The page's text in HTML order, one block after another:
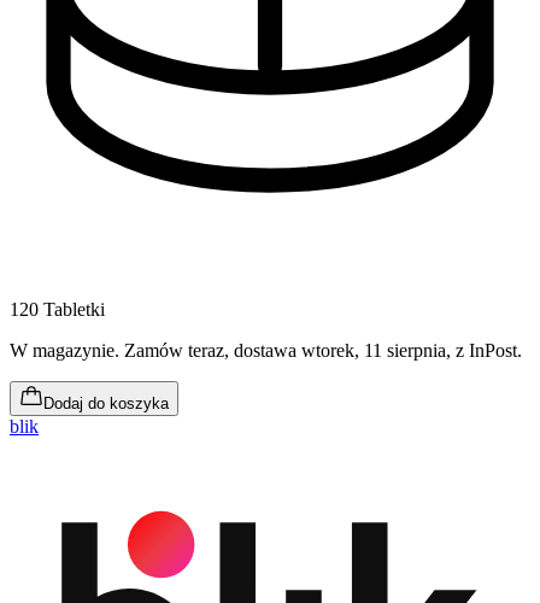
120 Tabletki
W magazynie. Zamów teraz, dostawa wtorek, 11 sierpnia, z InPost.
Dodaj do koszyka
blik